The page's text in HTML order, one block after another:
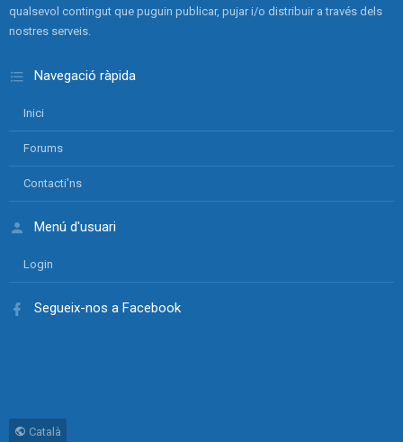
qualsevol contingut que puguin publicar, pujar i/o distribuir a través dels
nostres serveis.
Navegació ràpida
Inici
Forums
Contacti'ns
Menú d'usuari
Login
Segueix-nos a Facebook
Català